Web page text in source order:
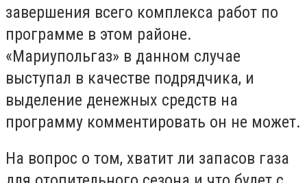
завершения всего комплекса работ по
программе в этом районе.
«Мариупольгаз» в данном случае
выступал в качестве подрядчика, и
выделение денежных средств на
программу комментировать он не может.
На вопрос о том, хватит ли запасов газа